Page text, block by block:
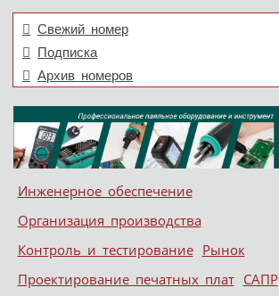
Свежий номер
Подписка
Архив номеров
Меню
Skip to content
Инженерное обеспечение
Организация производства
Контроль и тестирование Рынок
Проектирование печатных плат САПР